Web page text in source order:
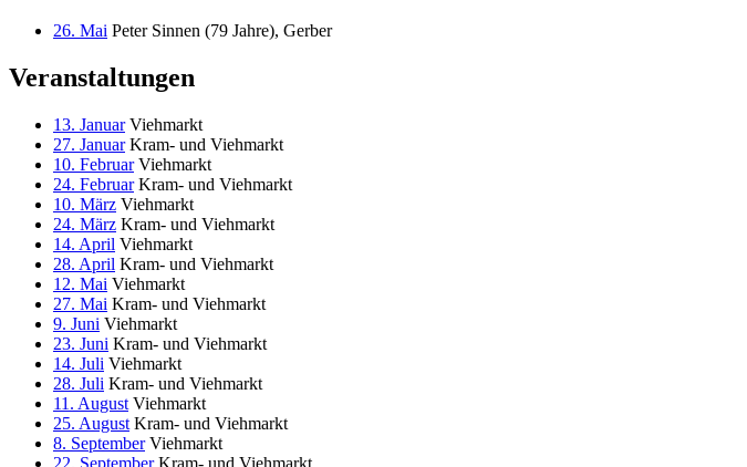
26. Mai Peter Sinnen (79 Jahre), Gerber
Veranstaltungen
13. JanuarViehmarkt
27. JanuarKram- und Viehmarkt
10. FebruarViehmarkt
24. FebruarKram- und Viehmarkt
10. März Viehmarkt
24. März Kram- und Viehmarkt
14. April Viehmarkt
28. April Kram- und Viehmarkt
12. Mai Viehmarkt
27. Mai Kram- und Viehmarkt
9. Juni Viehmarkt
23. Juni Kram- und Viehmarkt
14. Juli Viehmarkt
28. Juli Kram- und Viehmarkt
11. August Viehmarkt
25. August Kram- und Viehmarkt
8. SeptemberViehmarkt